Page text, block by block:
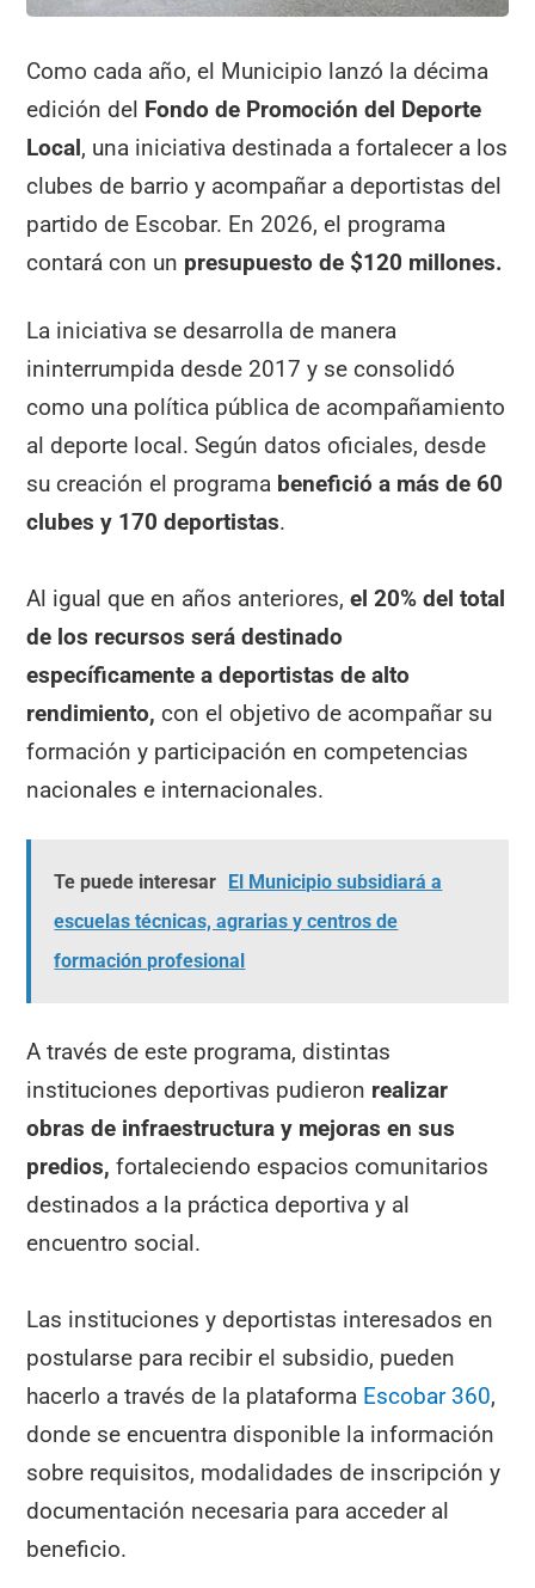
Como cada año, el Municipio lanzó la décima
edición del Fondo de Promoción del Deporte
Local, una iniciativa destinada a fortalecer a los
clubes de barrio y acompañar a deportistas del
partido de Escobar. En 2026, el programa
contará con un presupuesto de $120 millones.
La iniciativa se desarrolla de manera
ininterrumpida desde 2017 y se consolidó
como una política pública de acompañamiento
al deporte local. Según datos oficiales, desde
su creación el programa benefició a más de 60
clubes y 170 deportistas.
Al igual que en años anteriores,el 20% del total
de los recursos será destinado
específicamente a deportistas de alto
rendimiento, con el objetivo de acompañar su
formación y participación en competencias
nacionales e internacionales.
Te puede interesar El Municipio subsidiará a
escuelas técnicas, agrarias y centros de
formación profesional
A través de este programa, distintas
instituciones deportivas pudieron realizar
obras de infraestructura y mejoras en sus
predios, fortaleciendo espacios comunitarios
destinados a la práctica deportiva y al
encuentro social.
Las instituciones y deportistas interesados en
postularse para recibir el subsidio, pueden
hacerlo a través de la plataforma Escobar 360,
donde se encuentra disponible la información
sobre requisitos, modalidades de inscripción y
documentación necesaria para acceder al
beneficio.